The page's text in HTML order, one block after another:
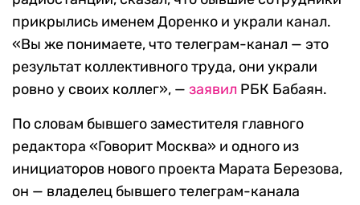
прикрылись именем Доренко и украли канал.
«Вы же понимаете, что телеграм-канал — это
результат коллективного труда, они украли
ровно у своих коллег», — заявил РБК Бабаян.
По словам бывшего заместителя главного
редактора «Говорит Москва» и одного из
инициаторов нового проекта Марата Березова,
он — владелец бывшего телеграм-канала